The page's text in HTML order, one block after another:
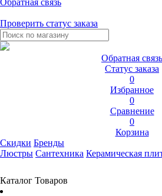
Обратная связь
Проверить статус заказа
Обратная связь
Статус заказа
0
Избранное
0
Сравнение
0
Корзина
Скидки Бренды
Люстры Сантехника Керамическая
Каталог Товаров